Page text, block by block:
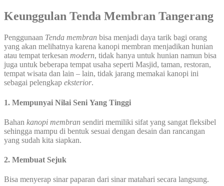
Keunggulan Tenda Membran Tangerang
Penggunaan Tenda membran bisa menjadi daya tarik bagi orang
yang akan melihatnya karena kanopi membran menjadikan hunian
atau tempat terkesan modern, tidak hanya untuk hunian namun bisa
juga untuk beberapa tempat usaha seperti Masjid, taman, restoran,
tempat wisata dan lain – lain, tidak jarang memakai kanopi ini
sebagai pelengkap eksterior.
1. Mempunyai Nilai Seni Yang Tinggi
Bahan kanopi membran sendiri memiliki sifat yang sangat fleksibel
sehingga mampu di bentuk sesuai dengan desain dan rancangan
yang sudah kita siapkan.
2. Membuat Sejuk
Bisa menyerap sinar paparan dari sinar matahari secara langsung.